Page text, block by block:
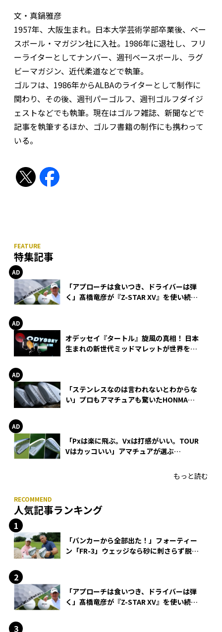
文・真鍋雅彦
1957年、大阪生まれ。日本大学芸術学部卒業後、ベー
スボール・マガジン社に入社。1986年に退社し、フリ
ーライターとしてナンバー、週刊ベースボール、ラグ
ビーマガジン、近代柔道などで執筆。
ゴルフは、1986年からALBAのライターとして制作に
関わり、その後、週刊パーゴルフ、週刊ゴルフダイジ
ェストなどでも執筆。現在はゴルフ雑誌、新聞などで
記事を執筆するほか、ゴルフ書籍の制作にも携わって
いる。
特集記事
「アプローチは食いつき、ドライバーは弾
く」髙橋竜彦が『Z-STAR XV』を使い続け
オデッセイ『タートル』旋風の真相！ 日本
生まれの新世代ミッドマレットが世界を席
「ステンレスなのは言われないとわからな
い」プロもアマチュアも驚いたHONMA
「Pxは楽に飛ぶ。Vxは打感がいい。TOUR
Vはカッコいい」アマチュアが選ぶ
もっと読む
人気記事ランキング
「バンカーから全部出た！」フォーティー
ン「FR-3」ウェッジなら砂に刺さらず脱出
「アプローチは食いつき、ドライバーは弾
く」髙橋竜彦が『Z-STAR XV』を使い続け